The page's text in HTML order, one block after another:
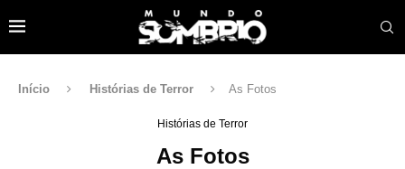
Início Histórias de Terror As Fotos
Histórias de Terror
As Fotos